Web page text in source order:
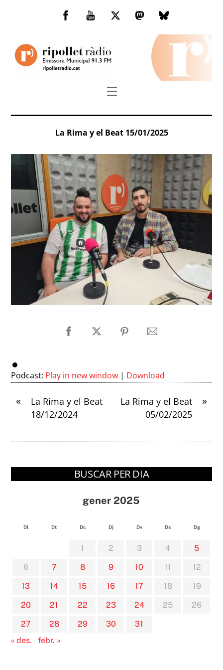
Facebook
You
TwitterMastodonBluesky
Menu
La Rima y el Beat 15/01/2025
Podcast: Play in new window | Download
«
La Rima y el Beat
18/12/2024
»
La Rima y el Beat
05/02/2025
BUSCAR PER DIA
gener 2025
Dl Dt Dc Dj Dv Ds Dg
1 2 3 4
5
6
7 8 9 10 11
12
13
14 15 16 17 18
19
20
21 22 23 24 25
26
27
28 29 30
31
« des.
febr. »